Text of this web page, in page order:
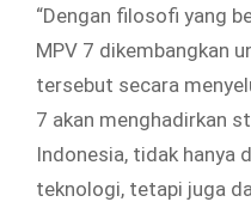
“Dengan filosofi yang
MPV 7 dikembangkan
tersebut secara
7 akan menghadirkan
Indonesia, tidak hanya
teknologi, tetapi juga